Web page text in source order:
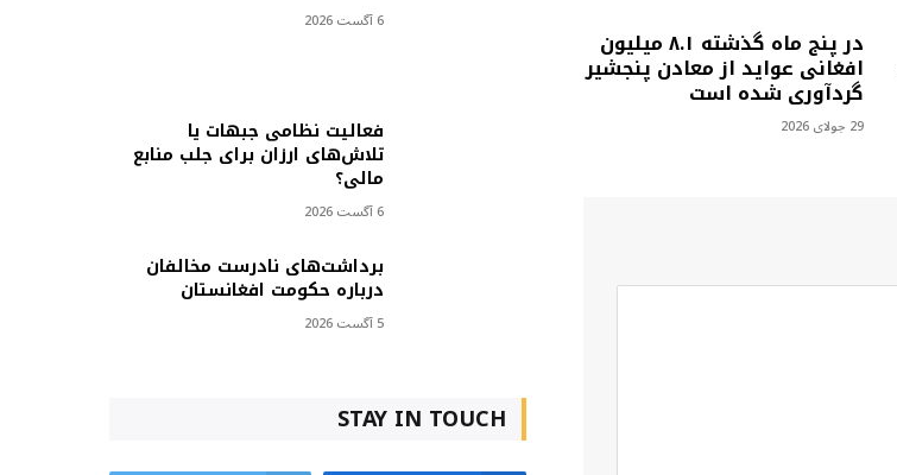
در پنج ماه گذشته ۸.۱ میلیون
افغانی عواید از معادن پنجشیر
گردآوری شده است
29 جولای 2026
6 آگست 2026
فعالیت نظامی جبهات یا
تلاش‌های ارزان برای جلب منابع
مالی؟
6 آگست 2026
برداشت‌های نادرست مخالفان
درباره حکومت افغانستان
5 آگست 2026
STAY IN TOUCH